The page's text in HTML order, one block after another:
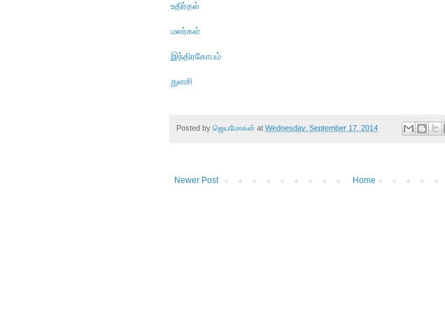
உதிர்தல்
மலர்கள்
இந்திரகோபம்
துளசி
Posted by ஜெயமோகன் at Wednesday, September 17, 2014
Newer Post Home